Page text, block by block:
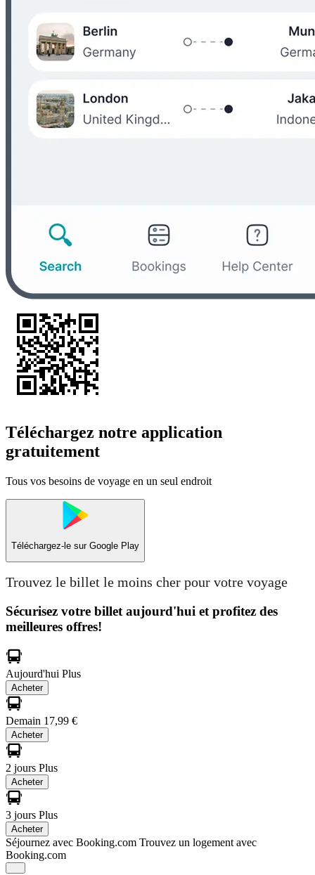
Téléchargez notre application
gratuitement
Tous vos besoins de voyage en un seul endroit
Téléchargez-le sur Google Play
Trouvez le billet le moins cher pour votre voyage
Sécurisez votre billet aujourd'hui et profitez des
meilleures offres!
Aujourd'hui Plus
Acheter
Demain 17,99 €
Acheter
2 jours Plus
Acheter
3 jours Plus
Acheter
Séjournez avec Booking.com Trouvez un logement avec
Booking.com